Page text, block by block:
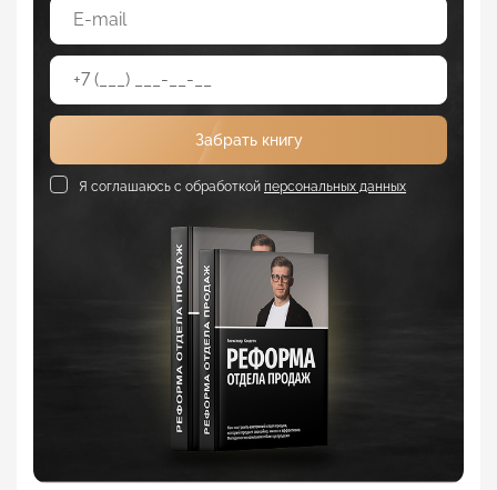
Забрать книгу
Я соглашаюсь с обработкой персональных данных